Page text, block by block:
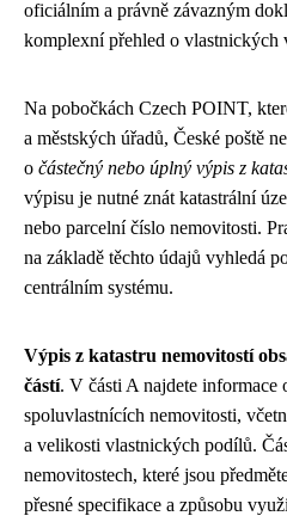
oficiálním a právně závazným
komplexní přehled o vlastnických
Na pobočkách Czech POINT,
a městských úřadů, České poště
o částečný nebo úplný výpis z
výpisu je nutné znát katastrální
nebo parcelní číslo nemovitosti.
na základě těchto údajů vyhledá
centrálním systému.
Výpis z katastru nemovitostí
částí. V části A najdete informace
spoluvlastnících nemovitosti,
a velikosti vlastnických podílů.
nemovitostech, které jsou
přesné specifikace a způsobu